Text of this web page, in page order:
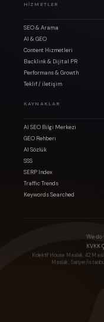
HIZMETLER
SEO & Arama
AI & GEO
Content Hizmetleri
Backlink & Dijital PR
Performans & Growth
Teklif / iletişim
KAYNAKLAR
AI SEO Bilgi Merkezi
GEO Rehberi
AI Sözlük
SSS
SERP Index
Traffic Trends
Keywords Searched
We do
KVKK·
Kolektif House Maslak, 42
Maslak, Sarıyer/